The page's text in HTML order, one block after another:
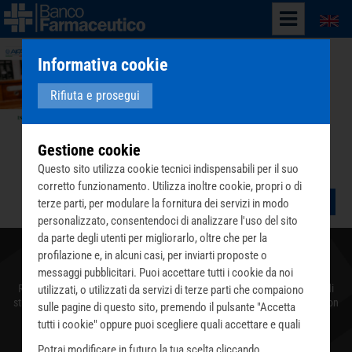
Chi siamo
Recuperiamo farmaci da donatori e aziende e li distribuiamo a migliaia di
strutture caritative che quotidianamente assistono persone povere che non
possono permettersi l’acquisto di medicinali.
Informativa cookie
Rifiuta e prosegui
Gestione cookie
Questo sito utilizza cookie tecnici indispensabili per il suo
corretto funzionamento. Utilizza inoltre cookie, propri o di
terze parti, per modulare la fornitura dei servizi in modo
personalizzato, consentendoci di analizzare l'uso del sito
da parte degli utenti per migliorarlo, oltre che per la
profilazione e, in alcuni casi, per inviarti proposte o
messaggi pubblicitari. Puoi accettare tutti i cookie da noi
utilizzati, o utilizzati da servizi di terze parti che compaiono
sulle pagine di questo sito, premendo il pulsante "Accetta
tutti i cookie" oppure puoi scegliere quali accettare e quali
rifiutare premendo il pulsante "Personalizza scelta cookie".